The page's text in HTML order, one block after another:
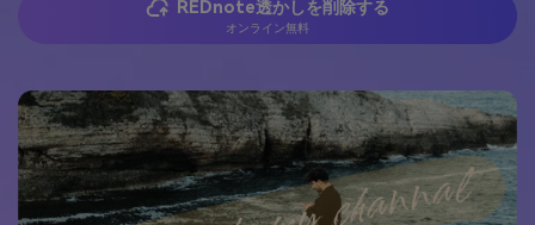
REDnote透かしを削除する
オンライン無料